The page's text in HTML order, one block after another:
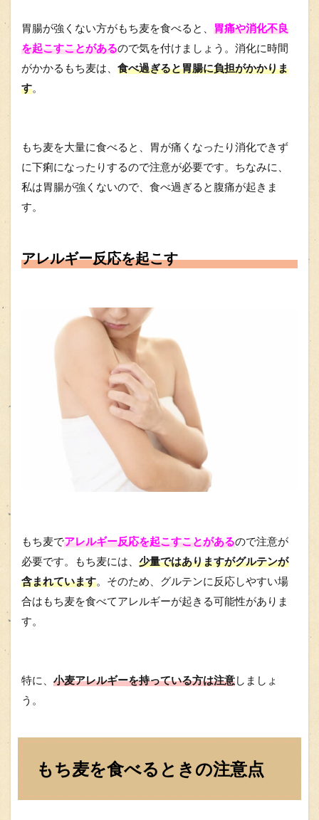
胃腸が強くない方がもち麦を食べると、 胃痛や消化不良
を起こすことがあるので気を付けましょう。消化に時間
がかかるもち麦は、 食べ過ぎると胃腸に負担がかかりま
す。
もち麦を大量に食べると、胃が痛くなったり消化できず
に下痢になったりするので注意が必要です。ちなみに、
私は胃腸が強くないので、食べ過ぎると腹痛が起きま
す。
アレルギー反応を起こす
もち麦でアレルギー反応を起こすことがあるので注意が
必要です。もち麦には、 少量ではありますがグルテンが
含まれています。そのため、グルテンに反応しやすい場
合はもち麦を食べてアレルギーが起きる可能性がありま
す。
特に、 小麦アレルギーを持っている方は注意しましょ
う。
もち麦を食べるときの注意点